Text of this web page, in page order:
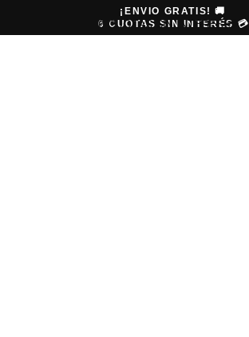
¡ENVIO GRATIS! 🚚
6 CUOTAS SIN INTERÉS 💳
6 CUOTAS SIN INTERÉS 💳